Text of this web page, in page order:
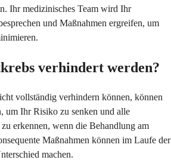
Ihr medizinisches Team wird Ihr
und Maßnahmen ergreifen, um
verhindert werden?
vollständig verhindern können, können
um Ihr Risiko zu senken und alle
erkennen, wenn die Behandlung am
Maßnahmen können im Laufe der
machen.